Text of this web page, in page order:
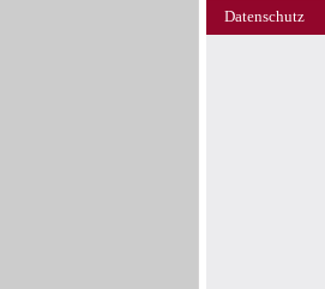
Datenschutz